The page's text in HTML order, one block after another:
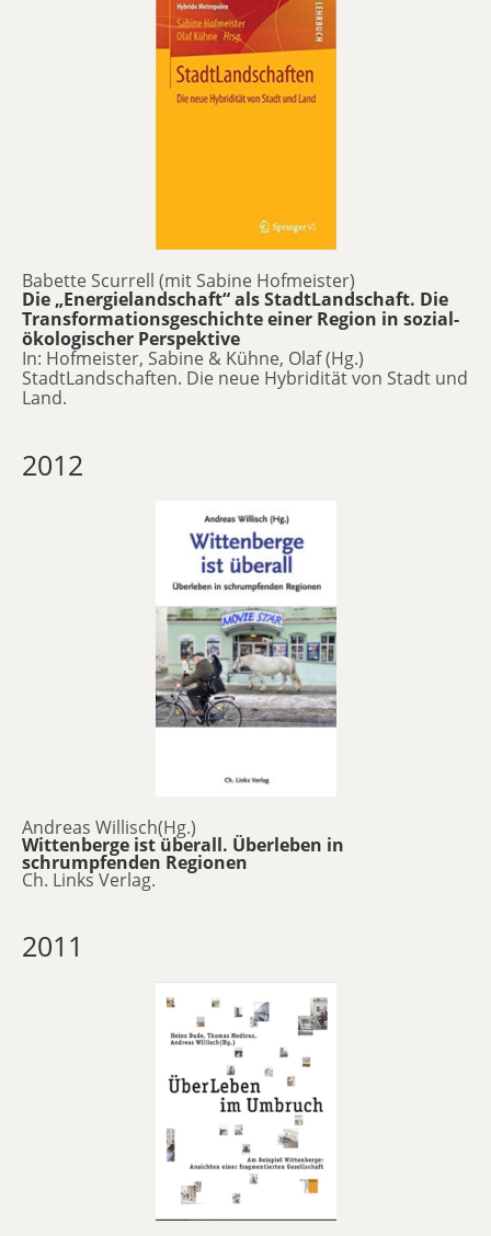
Babette Scurrell (mit Sabine Hofmeister)
Die „Energielandschaft“ als StadtLandschaft. Die
Transformationsgeschichte einer Region in sozial-
ökologischer Perspektive
In: Hofmeister, Sabine & Kühne, Olaf (Hg.)
StadtLandschaften. Die neue Hybridität von Stadt und
Land.
2012
Andreas Willisch(Hg.)
Wittenberge ist überall. Überleben in
schrumpfenden Regionen
Ch. Links Verlag.
2011